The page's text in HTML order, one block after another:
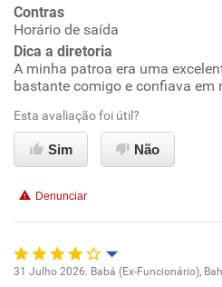
Conciliação com a vida familiar
Benefícios
Recomenda esta empresa
Recomenda a diretoria
Contras
Horário de saída
Dica a diretoria
A minha patroa era uma
bastante comigo e confiava em
Esta avaliação foi útil?
Sim Não
Denunciar
31 Julho 2026. Babá (Ex-Funcionário),